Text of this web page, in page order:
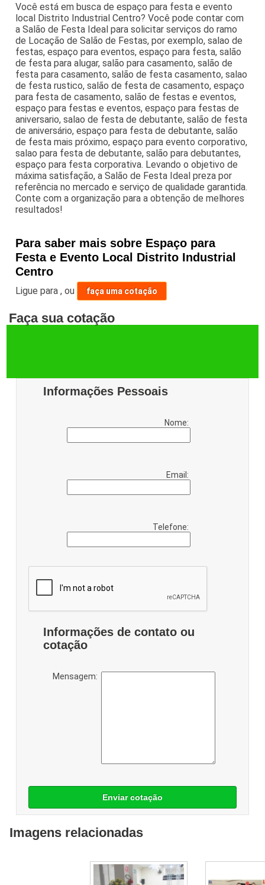
Você está em busca de espaço para festa e evento
local Distrito Industrial Centro? Você pode contar com
a Salão de Festa Ideal para solicitar serviços do ramo
de Locação de Salão de Festas, por exemplo, salao de
festas, espaço para eventos, espaço para festa, salão
de festa para alugar, salão para casamento, salão de
festa para casamento, salão de festa casamento, salao
de festa rustico, salão de festa de casamento, espaço
para festa de casamento, salão de festas e eventos,
espaço para festas e eventos, espaço para festas de
aniversario, salao de festa de debutante, salão de festa
de aniversário, espaço para festa de debutante, salão
de festa mais próximo, espaço para evento corporativo,
salao para festa de debutante, salão para debutantes,
espaço para festa corporativa. Levando o objetivo de
máxima satisfação, a Salão de Festa Ideal preza por
referência no mercado e serviço de qualidade garantida.
Conte com a organização para a obtenção de melhores
resultados!
Para saber mais sobre Espaço para
Festa e Evento Local Distrito Industrial
Centro
Ligue para,ou faça uma cotação
Faça sua cotação
Informações Pessoais
Nome:
Email:
Telefone:
Informações de contato ou
cotação
Mensagem:
Enviar cotação
Imagens relacionadas